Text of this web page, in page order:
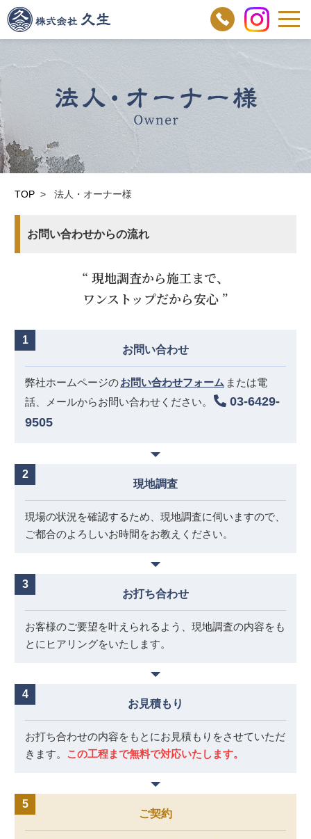
株式会社 久生
03-
法人・オーナー様
TOP > 法人・オーナー様
お問い合わせからの流れ
“ 現地調査から施工まで、
ワンストップだから安心 ”
お問い合わせ
弊社ホームページのお問い合わせフォーム または電
話、
メールからお問い合わせください。
03-6429-
9505
現地調査
現場の状況を確認するため、現地調査に伺いますので、
ご都合のよろしいお時間をお教えください。
お打ち合わせ
お客様のご要望を叶えられるよう、 現地調査の内容をも
とにヒアリングをいたします。
お見積もり
お打ち合わせの内容をもとにお見積もりをさせていただ
きます。 この工程まで無料で対応いたします。
ご契約